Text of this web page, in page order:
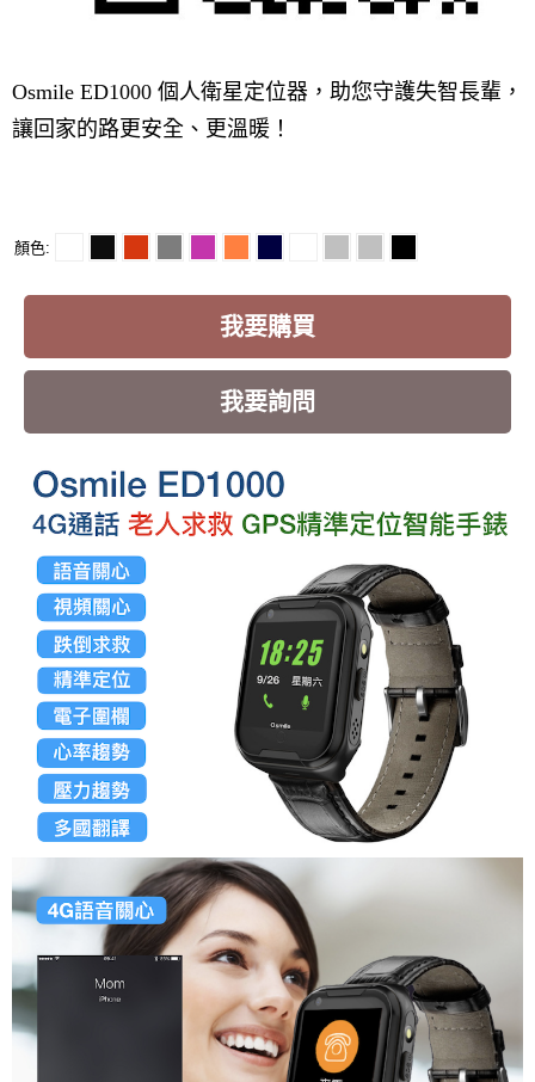
Osmile ED1000 個人衛星定位器，助您守護失智長輩，
讓回家的路更安全、更溫暖！
顏色
我要購買
我要詢問